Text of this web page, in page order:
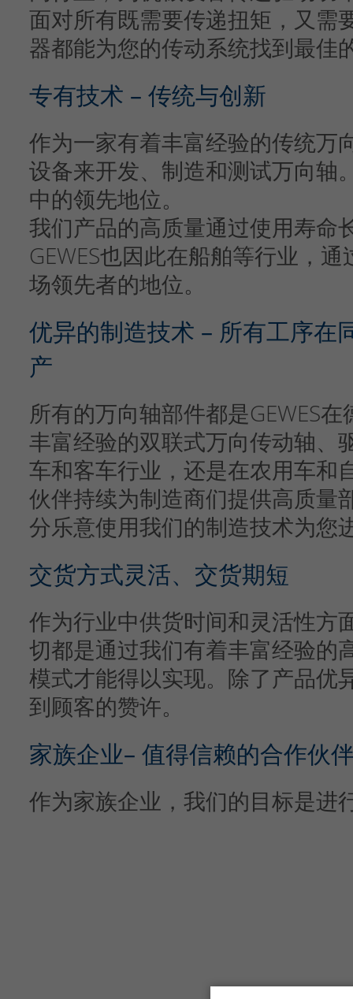
面对所有既需要传递扭矩，又需
器都能为您的传动系统找到最佳
专有技术 – 传统与创新
作为一家有着丰富经验的传统万
设备来开发、制造和测试万向轴
中的领先地位。
我们产品的高质量通过使用寿命
GEWES也因此在船舶等行业，
场领先者的地位。
优异的制造技术 – 所有工序在
产
所有的万向轴部件都是GEWES
丰富经验的双联式万向传动轴、
车和客车行业，还是在农用车和
伙伴持续为制造商们提供高质量
分乐意使用我们的制造技术为您
交货方式灵活、交货期短
作为行业中供货时间和灵活性方
切都是通过我们有着丰富经验的
模式才能得以实现。除了产品优
到顾客的赞许。
家族企业– 值得信赖的合作伙
作为家族企业，我们的目标是进